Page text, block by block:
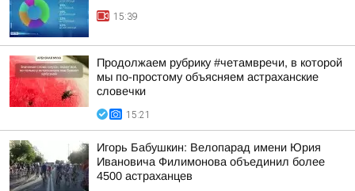
15:39
Продолжаем рубрику #четамвречи, в которой
мы по-простому объясняем астраханские
словечки
15:21
Игорь Бабушкин: Велопарад имени Юрия
Ивановича Филимонова объединил более
4500 астраханцев